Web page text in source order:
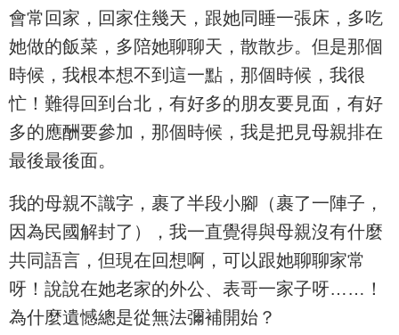
會常回家，回家住幾天，跟她同睡一張床，多吃
她做的飯菜，多陪她聊聊天，散散步。但是那個
時候，我根本想不到這一點，那個時候，我很
忙！難得回到台北，有好多的朋友要見面，有好
多的應酬要參加，那個時候，我是把見母親排在
最後最後面。
我的母親不識字，裹了半段小腳（裹了一陣子，
因為民國解封了），我一直覺得與母親沒有什麼
共同語言，但現在回想啊，可以跟她聊聊家常
呀！說說在她老家的外公、表哥一家子呀……！
為什麼遺憾總是從無法彌補開始？